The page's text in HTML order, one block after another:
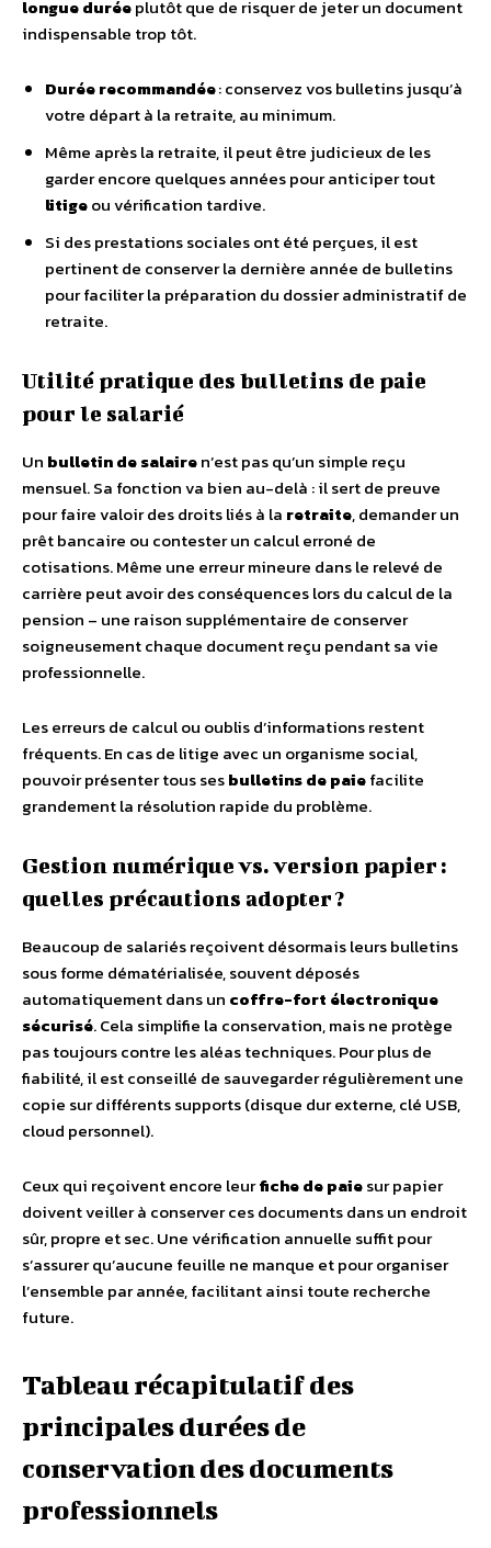
longue duréeplutôt que de risquer de jeter un document
indispensable trop tôt.
Durée recommandée: conservez vos bulletins jusqu’à
votre départ à la retraite, au minimum.
Même après la retraite, il peut être judicieux de les
garder encore quelques années pour anticiper tout
litigeou vérification tardive.
Si des prestations sociales ont été perçues, il est
pertinent de conserver la dernière année de bulletins
pour faciliter la préparation du dossier administratif de
retraite.
Utilité pratique des bulletins de paie
pour le salarié
Un bulletin de salairen’est pas qu’un simple reçu
mensuel. Sa fonction va bien au-delà : il sert de preuve
pour faire valoir des droits liés à la retraite, demander un
prêt bancaire ou contester un calcul erroné de
cotisations. Même une erreur mineure dans le relevé de
carrière peut avoir des conséquences lors du calcul de la
pension – une raison supplémentaire de conserver
soigneusement chaque document reçu pendant sa vie
professionnelle.
Les erreurs de calcul ou oublis d’informations restent
fréquents. En cas de litige avec un organisme social,
pouvoir présenter tous sesbulletins de paiefacilite
grandement la résolution rapide du problème.
Gestion numérique vs. version papier :
quelles précautions adopter ?
Beaucoup de salariés reçoivent désormais leurs bulletins
sous forme dématérialisée, souvent déposés
automatiquement dans un coffre-fort électronique
sécurisé. Cela simplifie la conservation, mais ne protège
pas toujours contre les aléas techniques. Pour plus de
fiabilité, il est conseillé de sauvegarder régulièrement une
copie sur différents supports (disque dur externe, clé USB,
cloud personnel).
Ceux qui reçoivent encore leurfiche de paiesur papier
doivent veiller à conserver ces documents dans un endroit
sûr, propre et sec. Une vérification annuelle suffit pour
s’assurer qu’aucune feuille ne manque et pour organiser
l’ensemble par année, facilitant ainsi toute recherche
future.
Tableau récapitulatif des
principales durées de
conservation des documents
professionnels